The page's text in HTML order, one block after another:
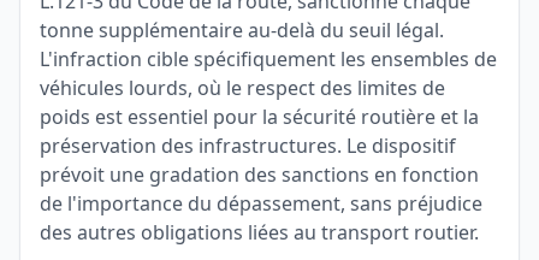
tonne supplémentaire au-delà du seuil légal.
L'infraction cible spécifiquement les ensembles de
véhicules lourds, où le respect des limites de
poids est essentiel pour la sécurité routière et la
préservation des infrastructures. Le dispositif
prévoit une gradation des sanctions en fonction
de l'importance du dépassement, sans préjudice
des autres obligations liées au transport routier.